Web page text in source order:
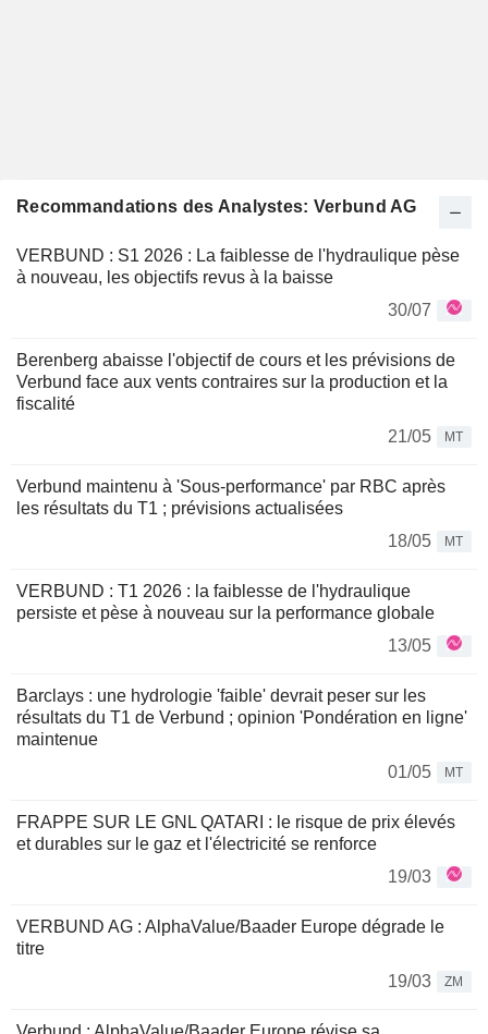
Recommandations des Analystes: Verbund AG
VERBUND : S1 2026 : La faiblesse de l'hydraulique pèse
à nouveau, les objectifs revus à la baisse
30/07
Berenberg abaisse l'objectif de cours et les prévisions de
Verbund face aux vents contraires sur la production et la
fiscalité
21/05
MT
Verbund maintenu à 'Sous-performance' par RBC après
les résultats du T1 ; prévisions actualisées
18/05
MT
VERBUND : T1 2026 : la faiblesse de l'hydraulique
persiste et pèse à nouveau sur la performance globale
13/05
Barclays : une hydrologie 'faible' devrait peser sur les
résultats du T1 de Verbund ; opinion 'Pondération en ligne'
maintenue
01/05
MT
FRAPPE SUR LE GNL QATARI : le risque de prix élevés
et durables sur le gaz et l'électricité se renforce
19/03
VERBUND AG : AlphaValue/Baader Europe dégrade le
titre
19/03
ZM